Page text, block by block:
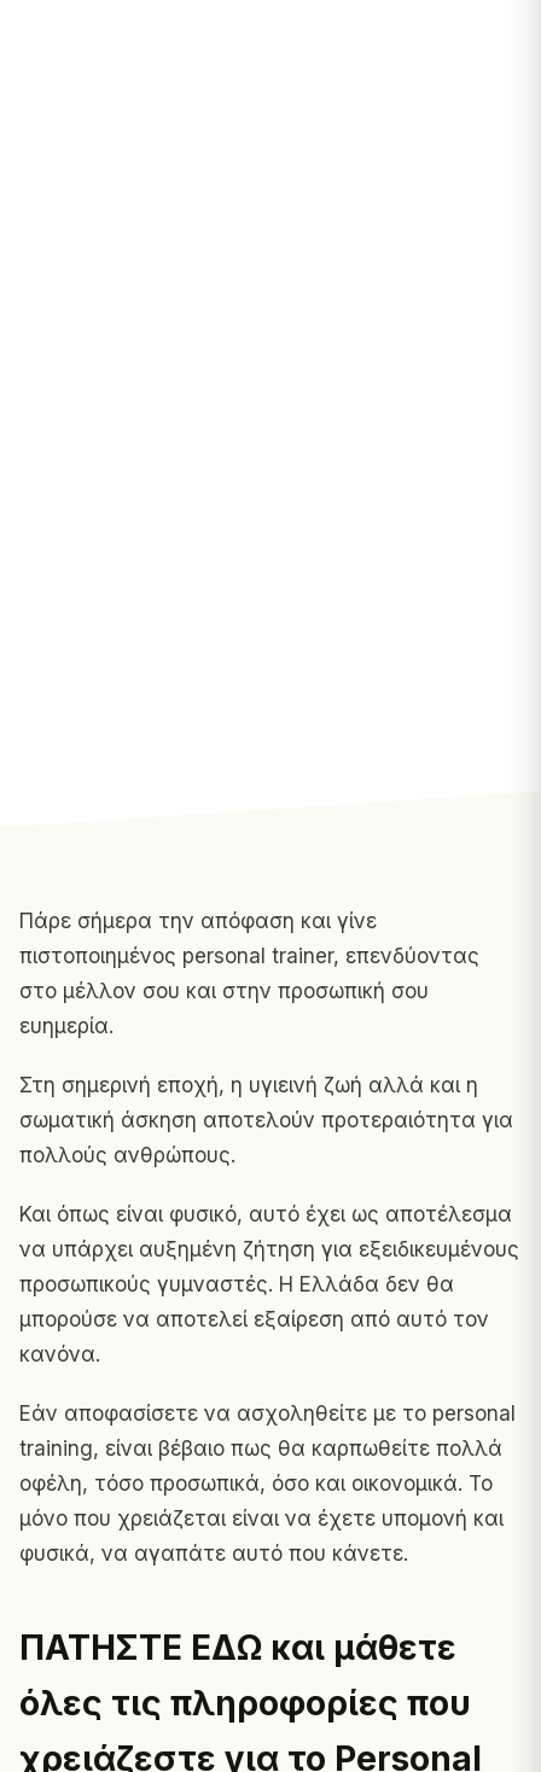
Πάρε σήμερα την απόφαση και γίνε
πιστοποιημένος personal trainer, επενδύοντας
στο μέλλον σου και στην προσωπική σου
ευημερία.
Στη σημερινή εποχή, η υγιεινή ζωή αλλά και η
σωματική άσκηση αποτελούν προτεραιότητα για
πολλούς ανθρώπους.
Και όπως είναι φυσικό, αυτό έχει ως αποτέλεσμα
να υπάρχει αυξημένη ζήτηση για εξειδικευμένους
προσωπικούς γυμναστές. Η Ελλάδα δεν θα
μπορούσε να αποτελεί εξαίρεση από αυτό τον
κανόνα.
Εάν αποφασίσετε να ασχοληθείτε με το personal
training, είναι βέβαιο πως θα καρπωθείτε πολλά
οφέλη, τόσο προσωπικά, όσο και οικονομικά. Το
μόνο που χρειάζεται είναι να έχετε υπομονή και
φυσικά, να αγαπάτε αυτό που κάνετε.
ΠΑΤΗΣΤΕ ΕΔΩ και μάθετε
όλες τις πληροφορίες που
χρειάζεστε για το Personal